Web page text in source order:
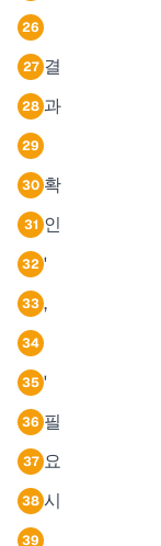
26
27 결
28 과
29
30 확
31 인
32 '
33 ,
34
35 '
36 필
37 요
38 시
39